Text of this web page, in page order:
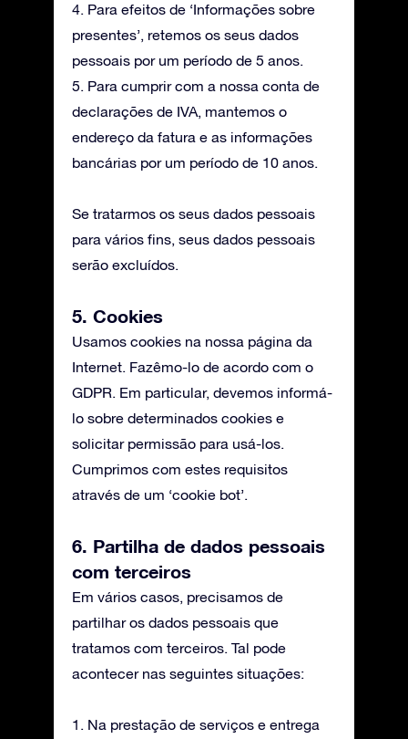
4. Para efeitos de ‘Informações sobre
presentes’, retemos os seus dados
pessoais por um período de 5 anos.
5. Para cumprir com a nossa conta de
declarações de IVA, mantemos o
endereço da fatura e as informações
bancárias por um período de 10 anos.
Se tratarmos os seus dados pessoais
para vários fins, seus dados pessoais
serão excluídos.
5. Cookies
Usamos cookies na nossa página da
Internet. Fazêmo-lo de acordo com o
GDPR. Em particular, devemos informá-
lo sobre determinados cookies e
solicitar permissão para usá-los.
Cumprimos com estes requisitos
através de um ‘cookie bot’.
6. Partilha de dados pessoais
com terceiros
Em vários casos, precisamos de
partilhar os dados pessoais que
tratamos com terceiros. Tal pode
acontecer nas seguintes situações:
1. Na prestação de serviços e entrega